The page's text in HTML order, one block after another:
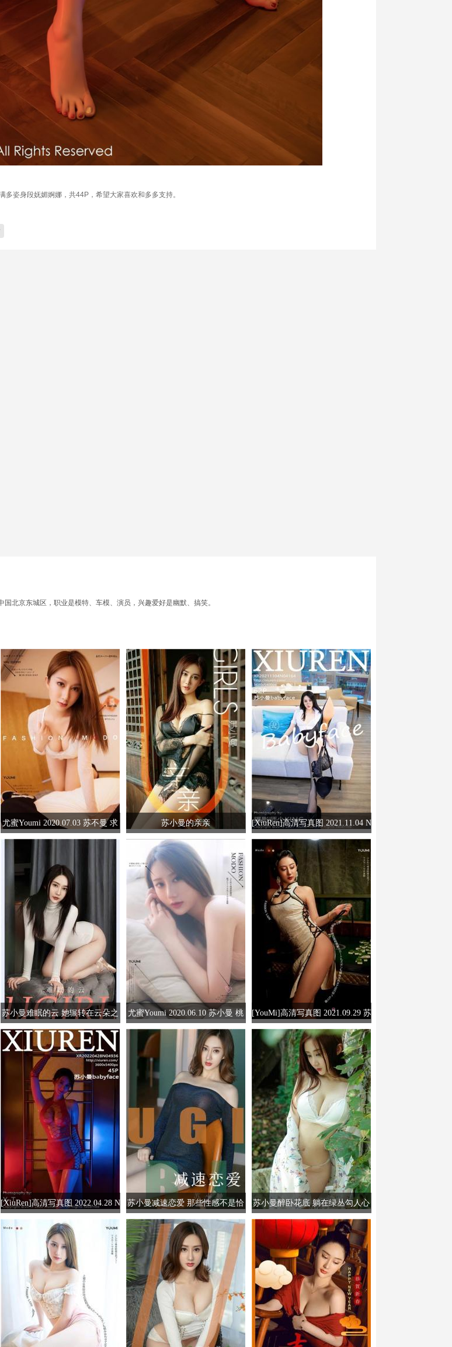
姿身段妩媚婀娜，共44P，希望大家喜欢和多多支持。
北京东城区，职业是模特、车模、演员，兴趣爱好是幽默、搞笑。
尤蜜Youmi 2020.07.03 苏不曼 求 苏小曼的亲亲 [XiuRen]高清写真图 2021.11.04 N
o.4164 苏小曼babyface
苏小曼难眠的云 她辗转在云朵之
间
尤蜜Youmi 2020.06.10 苏小曼 桃
色满屋
[YouMi]高清写真图 2021.09.29 苏
小曼
[XiuRen]高清写真图 2022.04.28 N
o.4936 苏小曼babyface
苏小曼减速恋爱 那些性感不是恰
巧
苏小曼醉卧花底 躺在绿丛勾人心
魄